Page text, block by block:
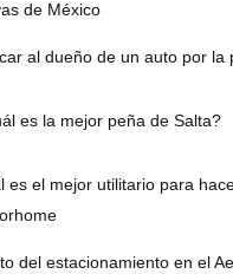
de México
al dueño de un auto por la
es la mejor peña de Salta?
es el mejor utilitario para
del estacionamiento en el